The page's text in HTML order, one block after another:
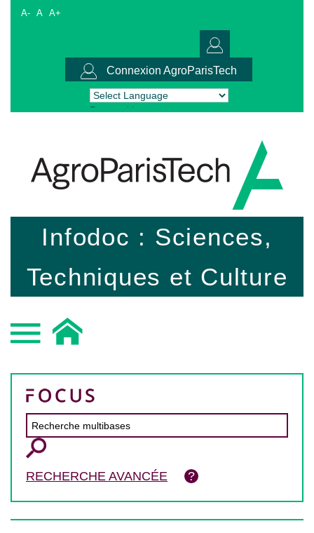
A- A A+
Connexion AgroParisTech
Powered by Translate
Infodoc : Sciences,
Techniques et Culture
RECHERCHE AVANCÉE